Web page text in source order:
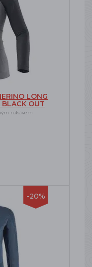
LONG
BLACK OUT
rukávem
-20%